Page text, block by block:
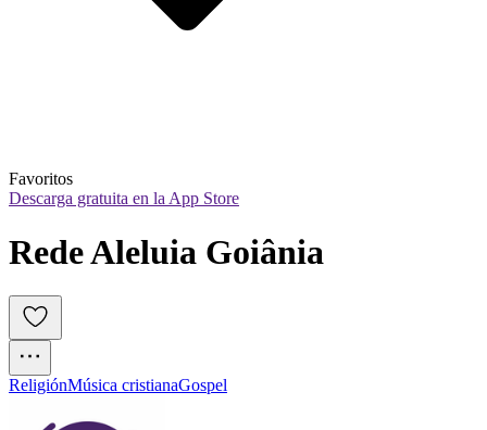
Favoritos
Descarga gratuita en la App Store
Rede Aleluia Goiânia
ReligiónMúsica cristianaGospel